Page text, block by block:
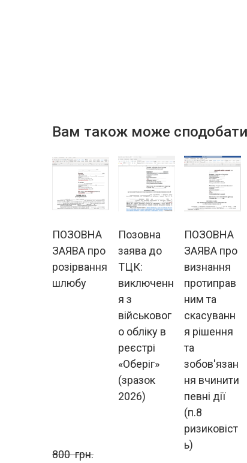
Вам також може
ПОЗОВНА
ЗАЯВА про
розірвання
шлюбу
800  грн.
Позовна
заява до
ТЦК:
виключенн
я з
військовог
о обліку в
реєстрі
«Оберіг»
(зразок
2026)
ПОЗОВНА
ЗАЯВА про
визнання
протиправ
ним та
скасуванн
я рішення
та
зобов'язан
ня вчинити
певні дії
(п.8
ризиковіст
ь)